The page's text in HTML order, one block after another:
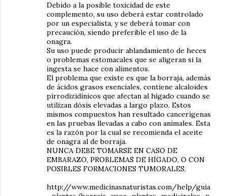
Debido a la posible toxicidad de este
complemento, su uso deberá estar controlado
por un especialista, y se deberá tomar con
precaución, siendo preferible el uso de la
onagra.
Su uso puede producir ablandamiento de heces
o problemas estomacales que se aligeran si la
ingesta se hace con alimentos.
El problema que existe es que la borraja, además
de ácidos grasos esenciales, contiene alcaloides
pirrodizidínicos que afectan al hígado cuando se
utilizan dósis elevadas a largo plazo. Estos
mismos compuestos han resultado cancerígenas
en las pruebas llevadas a cabo con animales. Esta
es la razón por la cual se recomienda el aceite
de onagra al de borraja.
NUNCA DEBE TOMARSE EN CASO DE
EMBARAZO, PROBLEMAS DE HÍGADO, O CON
POSIBLES FORMACIONES TUMORALES.
http://www.medicinasnaturistas.com/help/guia